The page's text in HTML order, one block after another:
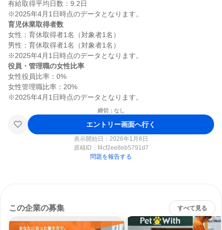
有給取得平均日数：9.2日
育児休業取得者数
女性：育休取得者1名（対象者1名）
男性：育休取得者1名（対象者1名）
役員・管理職の女性比率
女性役員比率：0%
女性管理職比率：20%
締切：なし
エントリー画面へ行く
表示開始日：2026年1月8日
原稿ID： f4cf2ee8eb5791d7
問題を報告する
この企業の募集 すべて見る